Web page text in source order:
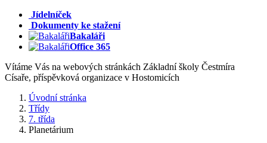
Jídelníček
Dokumenty ke stažení
Bakaláři
Office 365
Vítáme Vás na webových stránkách Základní školy Čestmíra
Císaře, příspěvková organizace v Hostomicích
Úvodní stránka
Třídy
7. třída
Planetárium